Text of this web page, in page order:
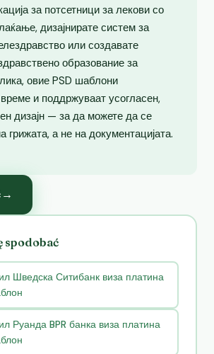
за потсетници за лекови со
дизајнирате систем за
или создавате
образование за
овие PSD шаблони
и поддржуваат усогласен,
дизајн — за да можете да се
грижата, а не на документацијата.
→
spodobać
Шведска Ситибанк виза платина
Руанда BPR банка виза платина